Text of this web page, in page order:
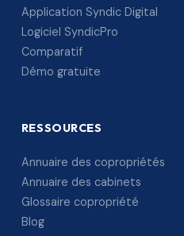
Application Syndic Digital
Logiciel SyndicPro
Comparatif
Démo gratuite
RESSOURCES
Annuaire des copropriétés
Annuaire des cabinets
Glossaire copropriété
Blog